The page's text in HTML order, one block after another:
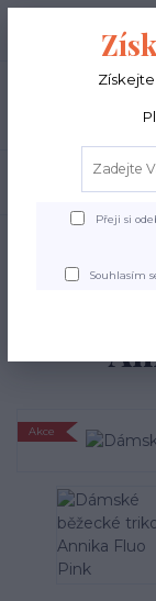
Po - Pá 9-15:00
Akce
Přeji si
Souhlasím